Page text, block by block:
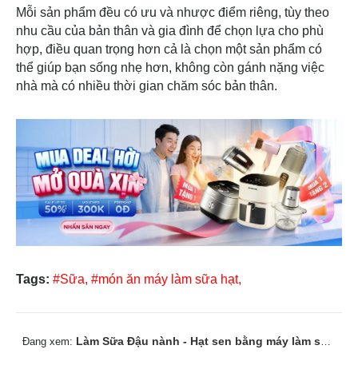
Mỗi sản phẩm đều có ưu và nhược điểm riêng, tùy theo
nhu cầu của bản thân và gia đình để chọn lựa cho phù
hợp, điều quan trọng hơn cả là chọn một sản phẩm có
thể giúp bạn sống nhẹ hơn, không còn gánh nặng việc
nhà mà có nhiều thời gian chăm sóc bản thân.
Tags: #Sữa, #món ăn máy làm sữa hạt,
Đang xem: Làm Sữa Đậu nành - Hạt sen bằng máy làm sữa hạt BlueStone